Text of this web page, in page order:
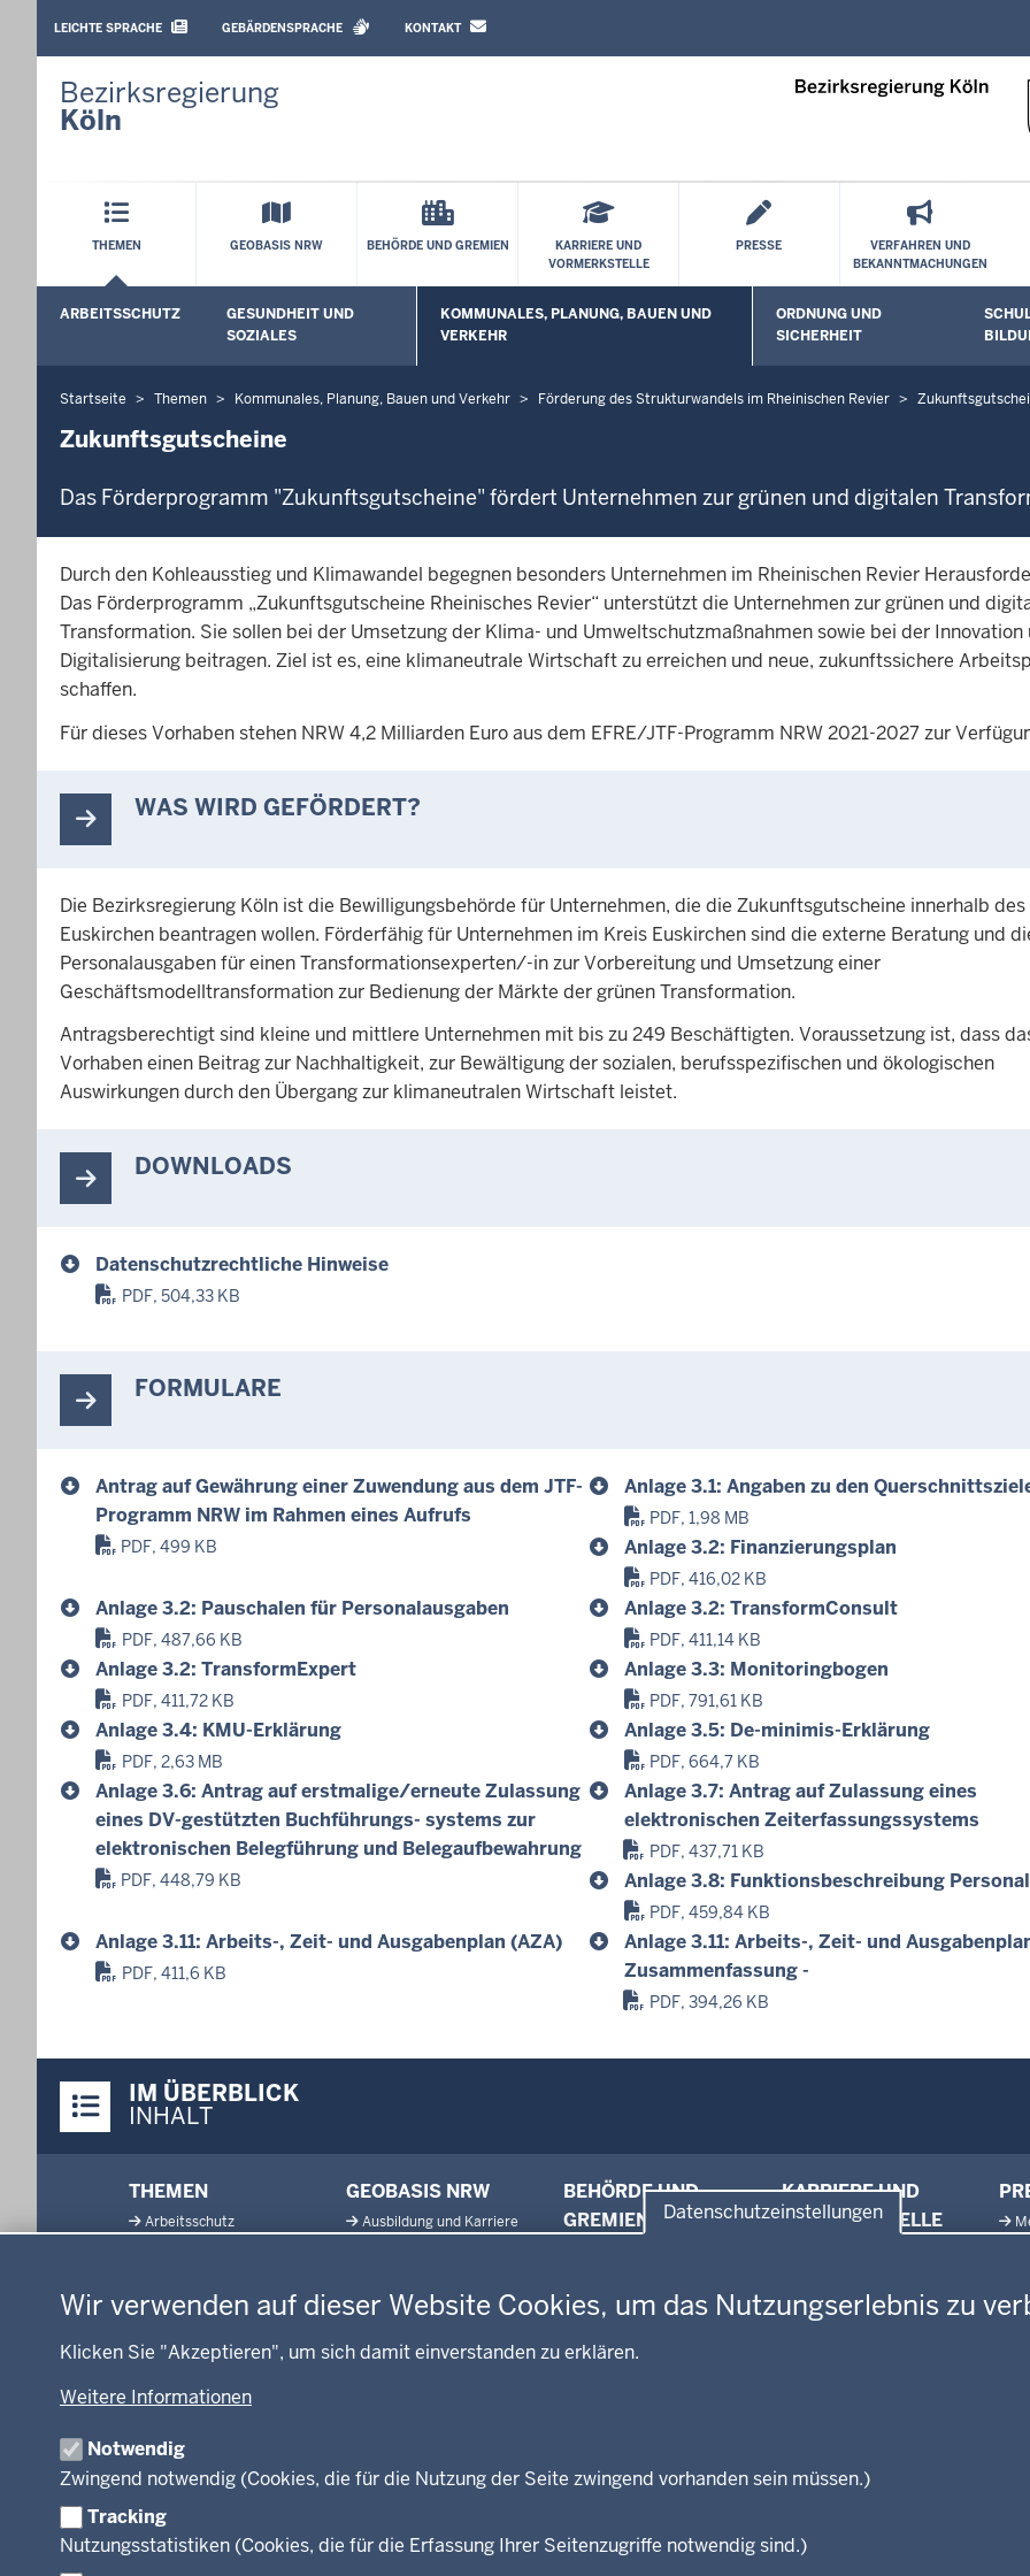
Datenschutzeinstellungen
Wir verwenden auf dieser Website Cookies, um das Nutzungserlebnis zu
Klicken Sie "Akzeptieren", um sich damit einverstanden zu erklären.
Weitere Informationen
Notwendig
Zwingend notwendig (Cookies, die für die Nutzung der Seite zwingend vorhanden sein müssen.)
Tracking
Nutzungsstatistiken (Cookies, die für die Erfassung Ihrer Seitenzugriffe notwendig sind.)
SPRACHEN
LEICHTE SPRACHE GEBÄRDENSPRACHE KONTAKT
Bezirksregierung
Köln
Hauptmenü
THEMEN GEOBASIS NRW BEHÖRDE UND GREMIEN
KARRIERE UND
VORMERKSTELLE
PRESSE
VERFAHREN UND
BEKANNTMACHUNGEN
ARBEITSSCHUTZ
Untermenü öffnen
GESUNDHEIT UND
SOZIALES
Untermenü öffnen
KOMMUNALES, PLANUNG, BAUEN UND
VERKEHR
Untermenü öffnen
ORDNUNG UND
SICHERHEIT
Sie
befinden
hier
Startseite Themen Kommunales, Planung, Bauen und Verkehr Förderung des Strukturwandels im Rheinischen Revier
Zukunftsgutscheine
Das Förderprogramm "Zukunftsgutscheine" fördert Unternehmen zur grünen und digitalen
Durch den Kohleausstieg und Klimawandel begegnen besonders Unternehmen im Rheinischen Revier
Das Förderprogramm „Zukunftsgutscheine Rheinisches Revier“ unterstützt die Unternehmen zur grünen und
Transformation. Sie sollen bei der Umsetzung der Klima- und Umweltschutzmaßnahmen sowie bei der Innovation
Digitalisierung beitragen. Ziel ist es, eine klimaneutrale Wirtschaft zu erreichen und neue, zukunftssichere
schaffen.
Für dieses Vorhaben stehen NRW 4,2 Milliarden Euro aus dem EFRE/JTF-Programm NRW 2021-2027 zur
WAS WIRD GEFÖRDERT?
Die Bezirksregierung Köln ist die Bewilligungsbehörde für Unternehmen, die die Zukunftsgutscheine innerhalb des
Euskirchen beantragen wollen. Förderfähig für Unternehmen im Kreis Euskirchen sind die externe Beratung und
Personalausgaben für einen Transformationsexperten/-in zur Vorbereitung und Umsetzung einer
Geschäftsmodelltransformation zur Bedienung der Märkte der grünen Transformation.
Antragsberechtigt sind kleine und mittlere Unternehmen mit bis zu 249 Beschäftigten. Voraussetzung ist, dass
Vorhaben einen Beitrag zur Nachhaltigkeit, zur Bewältigung der sozialen, berufsspezifischen und ökologischen
Auswirkungen durch den Übergang zur klimaneutralen Wirtschaft leistet.
DOWNLOADS
Datenschutzrechtliche Hinweise
PDF, 504,33 KB
FORMULARE
Antrag auf Gewährung einer Zuwendung aus dem JTF-
Programm NRW im Rahmen eines Aufrufs
PDF, 499 KB
Anlage 3.1: Angaben zu den
PDF, 1,98 MB
Anlage 3.2: Finanzierungsplan
PDF, 416,02 KB
Anlage 3.2: Pauschalen für Personalausgaben
PDF, 487,66 KB
Anlage 3.2: TransformConsult
PDF, 411,14 KB
Anlage 3.2: TransformExpert
PDF, 411,72 KB
Anlage 3.3: Monitoringbogen
PDF, 791,61 KB
Anlage 3.4: KMU-Erklärung
PDF, 2,63 MB
Anlage 3.5: De-minimis-Erklärung
PDF, 664,7 KB
Anlage 3.6: Antrag auf erstmalige/erneute Zulassung
eines DV-gestützten Buchführungs- systems zur
elektronischen Belegführung und Belegaufbewahrung
PDF, 448,79 KB
Anlage 3.7: Antrag auf Zulassung eines
elektronischen Zeiterfassungssystems
PDF, 437,71 KB
Anlage 3.8: Funktionsbeschreibung Personal
PDF, 459,84 KB
Anlage 3.11: Arbeits-, Zeit- und Ausgabenplan (AZA)
PDF, 411,6 KB
Anlage 3.11: Arbeits-, Zeit- und
Zusammenfassung -
PDF, 394,26 KB
Inhalte
IM ÜBERBLICK
INHALT
der
THEMEN
Arbeitsschutz
Bauen und Verkehr
Schule und Bildung
Wirtschaft und Kultur
GEOBASIS NRW
Ausbildung und Karriere
Open Data
BEHÖRDE UND
GREMIEN
Gremien
KARRIERE UND
VORMERKSTELLE
Stellenangebote
Stellenangebote Schule
Facebook
Instagram
LinkedIn